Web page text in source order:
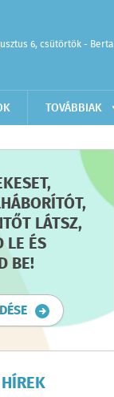
6, csütörtök - Berta
TOVÁBBIAK
LÁTSZ,
LE ÉS
BE!